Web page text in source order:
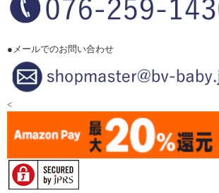
●メールでのお問い合わせ
<